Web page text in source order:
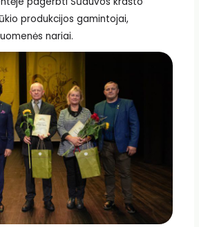
produkcijos gamintojai,
nariai.